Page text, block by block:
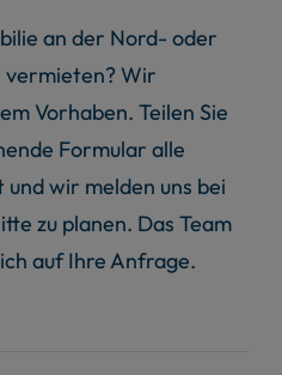
an der Nord- oder
vermieten? Wir
Vorhaben. Teilen Sie
Formular alle
wir melden uns bei
zu planen. Das Team
auf Ihre Anfrage.